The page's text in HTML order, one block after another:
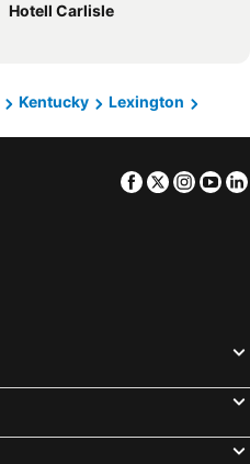
Hotell Carlisle
Kentucky
Lexington
Facebook
Twitter